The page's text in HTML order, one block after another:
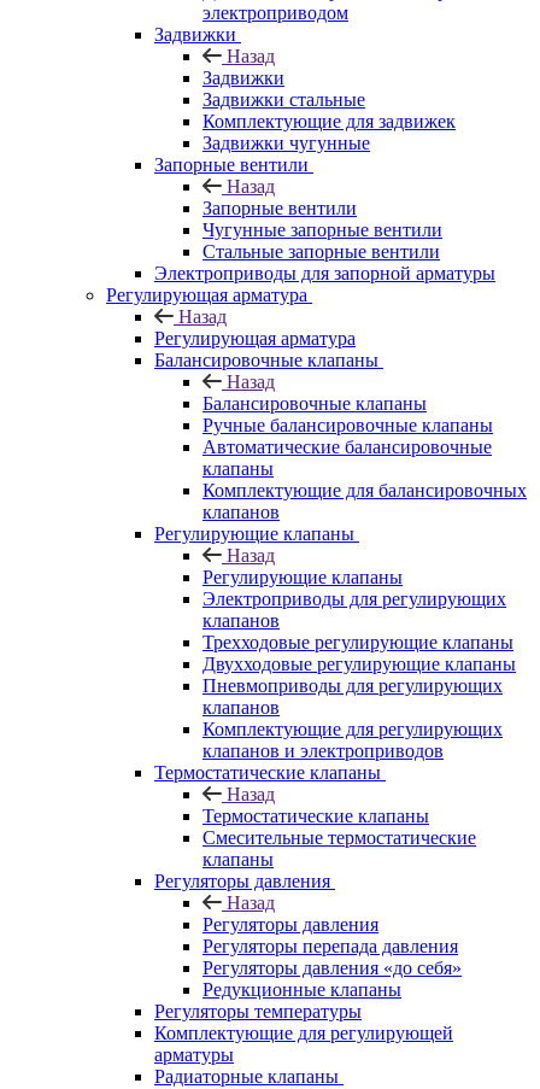
электроприводом
Задвижки
Назад
Задвижки
Задвижки стальные
Комплектующие для задвижек
Задвижки чугунные
Запорные вентили
Назад
Запорные вентили
Чугунные запорные вентили
Стальные запорные вентили
Электроприводы для запорной арматуры
Регулирующая арматура
Назад
Регулирующая арматура
Балансировочные клапаны
Назад
Балансировочные клапаны
Ручные балансировочные клапаны
Автоматические балансировочные
клапаны
Комплектующие для балансировочных
клапанов
Регулирующие клапаны
Назад
Регулирующие клапаны
Электроприводы для регулирующих
клапанов
Трехходовые регулирующие клапаны
Двухходовые регулирующие клапаны
Пневмоприводы для регулирующих
клапанов
Комплектующие для регулирующих
клапанов и электроприводов
Термостатические клапаны
Назад
Термостатические клапаны
Смесительные термостатические
клапаны
Регуляторы давления
Назад
Регуляторы давления
Регуляторы перепада давления
Регуляторы давления «до себя»
Редукционные клапаны
Регуляторы температуры
Комплектующие для регулирующей
арматуры
Радиаторные клапаны